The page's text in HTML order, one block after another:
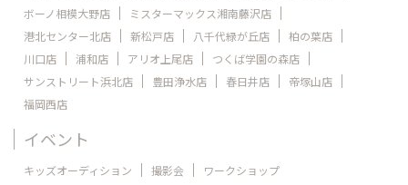
ボーノ相模大野店
ミスターマックス湘南藤沢店
港北センター北店
新松戸店 八千代緑が丘店
柏の葉店
川口店
浦和店 アリオ上尾店
つくば学園の森店
サンストリート浜北店
豊田浄水店 春日井店
帝塚山店
福岡西店
イベント
キッズオーディション 撮影会 ワークショップ